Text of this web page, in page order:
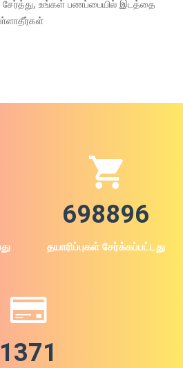
உங்கள் பணப்பையில் இடத்தை
698896
தயாரிப்புகள் சேர்க்கப்பட்டது
1371